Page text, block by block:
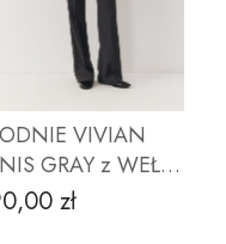
ZOBACZ PRODUKT
VIVIAN
GRAY z WEŁNY
DE OLIVEIRA
zł